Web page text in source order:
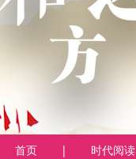
首页 | 时代阅读